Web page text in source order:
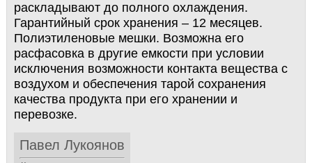
раскладывают до полного охлаждения.
Гарантийный срок хранения – 12 месяцев.
Полиэтиленовые мешки. Возможна его
расфасовка в другие емкости при условии
исключения возможности контакта вещества с
воздухом и обеспечения тарой сохранения
качества продукта при его хранении и
перевозке.
Павел Лукоянов